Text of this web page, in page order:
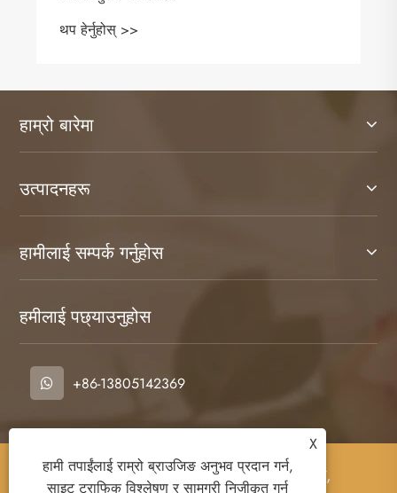
थप हेर्नुहोस् >>
हाम्रो बारेमा
उत्पादनहरू
हामीलाई सम्पर्क गर्नुहोस
हमीलाई पछ्याउनुहोस
+86-13805142369
प्रतिलिपि अधिकार © 2026 नान्जिङ FNAT केमिकल कं,
X
हामी तपाईंलाई राम्रो ब्राउजिङ अनुभव प्रदान गर्न,
साइट ट्राफिक विश्लेषण र सामग्री निजीकृत गर्न